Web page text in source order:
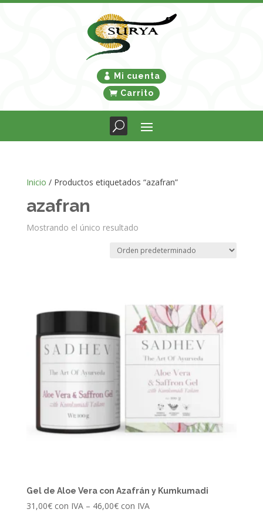
Mi cuenta
Carrito
Inicio / Productos etiquetados “azafran”
azafran
Mostrando el único resultado
Gel de Aloe Vera con Azafrán y Kumkumadi
31,00€ con IVA– 46,00€ con IVA